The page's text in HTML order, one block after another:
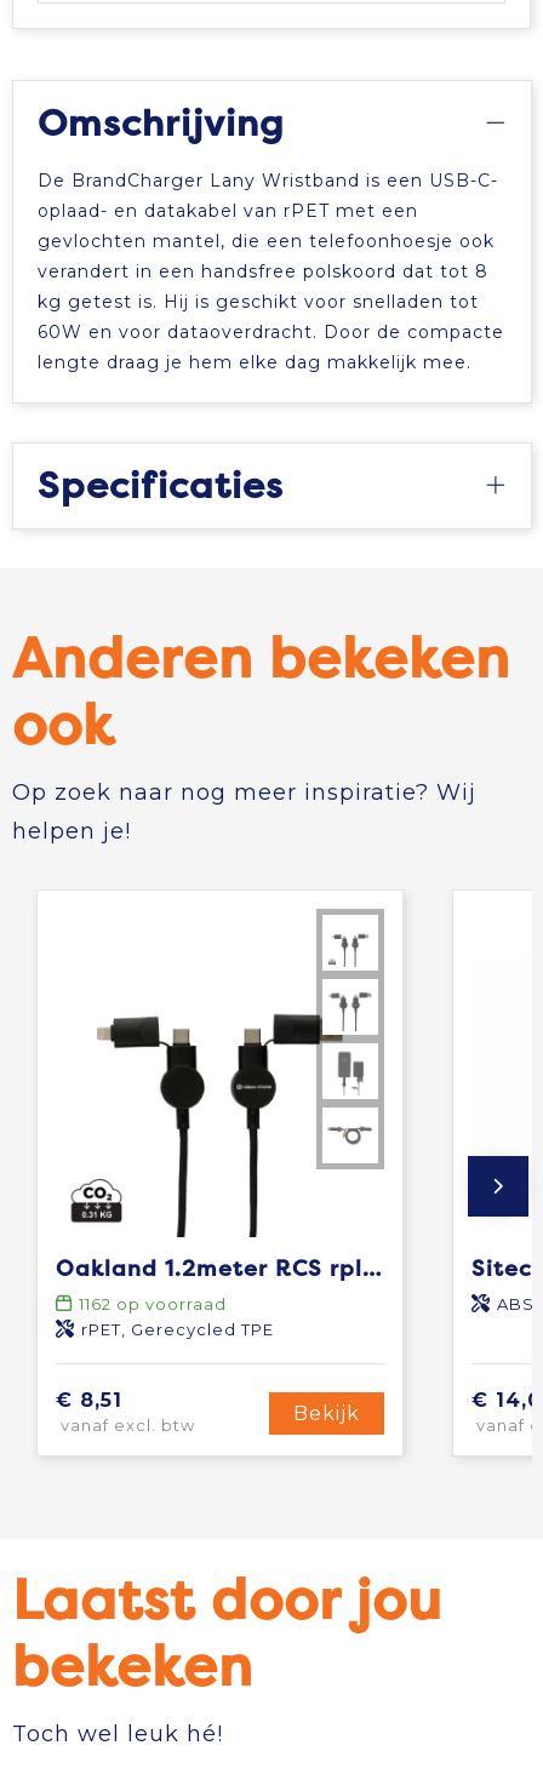
Toilettassen
Waterbestendige tassen
Aktetassen
Trolleys
Omschrijving
De BrandCharger Lany Wristband is een USB-C-
oplaad- en datakabel van rPET met een
gevlochten mantel, die een telefoonhoesje ook
verandert in een handsfree polskoord dat tot 8
kg getest is. Hij is geschikt voor snelladen tot
60W en voor dataoverdracht. Door de compacte
lengte draag je hem elke dag makkelijk mee.
Specificaties
Anderen bekeken
ook
Op zoek naar nog meer inspiratie? Wij
helpen je!
Oakland 1.2meter RCS rplastic 6-in-1 fast charging 45W kabel
1162 op voorraad
rPET, Gerecycled TPE
€ 8,51
vanaf excl. btw
Bekijk
ABS
€
vanaf
Laatst door jou
bekeken
Toch wel leuk hé!